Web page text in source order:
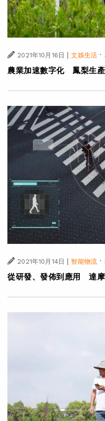
2021年10月16日 | 文娛生活 ·
農業加速數字化 鳳梨生
2021年10月14日 | 智能物流 ·
從研發、發佈到應用 達摩